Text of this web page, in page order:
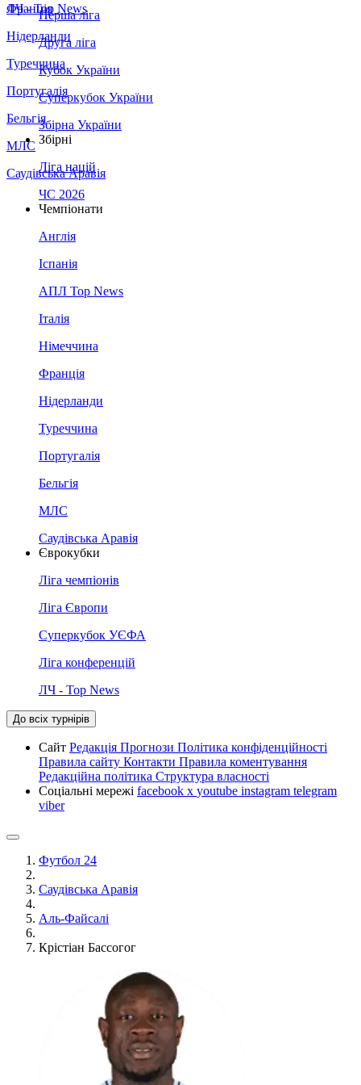
Франція
Нідерланди
Туреччина
Португалія
Бельгія
МЛС
Саудівська Аравія
ЛЧ - Top News
Перша ліга
Друга ліга
Кубок України
Суперкубок України
Збірна України
Збірні
Ліга націй
ЧС 2026
Чемпіонати
Англія
Іспанія
АПЛ Top News
Італія
Німеччина
Франція
Нідерланди
Туреччина
Португалія
Бельгія
МЛС
Саудівська Аравія
Єврокубки
Ліга чемпіонів
Ліга Європи
Суперкубок УЄФА
Ліга конференцій
ЛЧ - Top News
До всіх турнірів
Сайт Редакція Прогнози Політика конфіденційності
Правила сайту Контакти Правила коментування
Редакційна політика Структура власності
Соціальні мережі facebook x youtube instagram telegram
viber
Футбол 24
Саудівська Аравія
Аль-Файсалі
Крістіан Бассогог